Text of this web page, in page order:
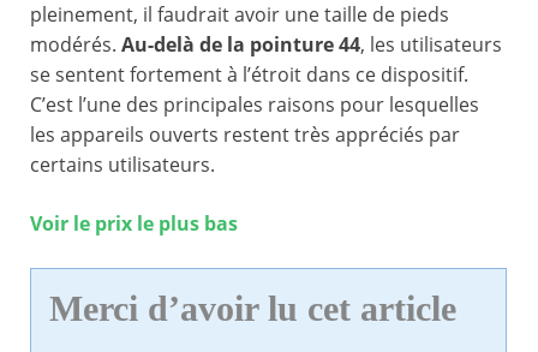
pleinement, il faudrait avoir une taille de pieds
modérés. Au-delà de la pointure 44, les utilisateurs
se sentent fortement à l’étroit dans ce dispositif.
C’est l’une des principales raisons pour lesquelles
les appareils ouverts restent très appréciés par
certains utilisateurs.
Voir le prix le plus bas
Merci d’avoir lu cet article